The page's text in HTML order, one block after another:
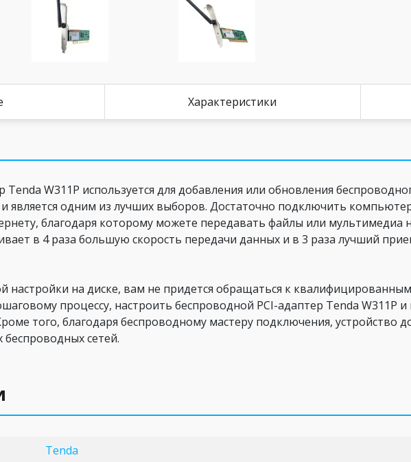
Характеристики
Tenda W311P используется для добавления или обновления
является одним из лучших выборов. Достаточно подключить
благодаря которому можете передавать файлы или мультимедиа
в 4 раза большую скорость передачи данных и в 3 раза лучший
настройки на диске, вам не придется обращаться к
процессу, настроить беспроводной PCI-адаптер Tenda
того, благодаря беспроводному мастеру подключения, устройство
сетей.
Tenda